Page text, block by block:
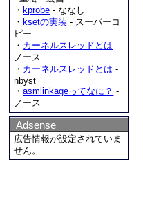
・ kprobe - ななし
・ ksetの実装 - スーパーコ
ピー
・ カーネルスレッドとは -
ノース
・ カーネルスレッドとは -
nbyst
・asmlinkageってなに？ -
ノース
Adsense
広告情報が設定されていま
せん。